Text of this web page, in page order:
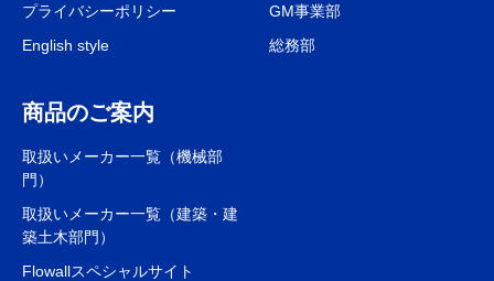
プライバシーポリシー
English style
GM事業部
総務部
商品のご案内
取扱いメーカー一覧（機械部
門）
取扱いメーカー一覧（建築・建
築土木部門）
Flowallスペシャルサイト